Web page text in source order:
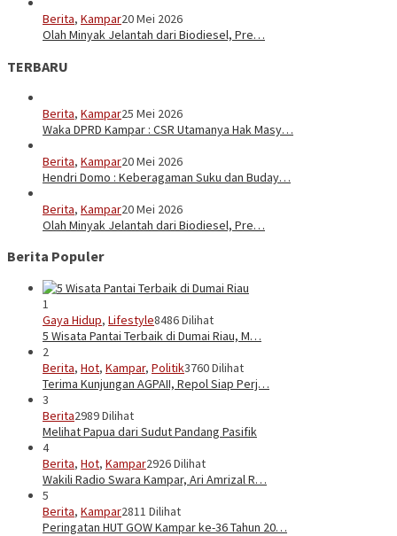
Berita, Kampar20 Mei 2026
Olah Minyak Jelantah dari Biodiesel, Pre…
TERBARU
Berita, Kampar25 Mei 2026
Waka DPRD Kampar : CSR Utamanya Hak Masy…
Berita, Kampar20 Mei 2026
Hendri Domo : Keberagaman Suku dan Buday…
Berita, Kampar20 Mei 2026
Olah Minyak Jelantah dari Biodiesel, Pre…
Berita Populer
1
Gaya Hidup, Lifestyle8486 Dilihat
5 Wisata Pantai Terbaik di Dumai Riau, M…
2
Berita, Hot, Kampar, Politik3760 Dilihat
Terima Kunjungan AGPAII, Repol Siap Perj…
3
Berita2989 Dilihat
Melihat Papua dari Sudut Pandang Pasifik
4
Berita, Hot, Kampar2926 Dilihat
Wakili Radio Swara Kampar, Ari Amrizal R…
5
Berita, Kampar2811 Dilihat
Peringatan HUT GOW Kampar ke-36 Tahun 20…